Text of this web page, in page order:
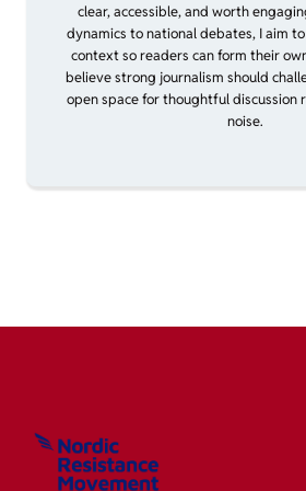
clear, accessible, and worth
dynamics to national debates, I aim
context so readers can form their
believe strong journalism should
open space for thoughtful discussion
noise.